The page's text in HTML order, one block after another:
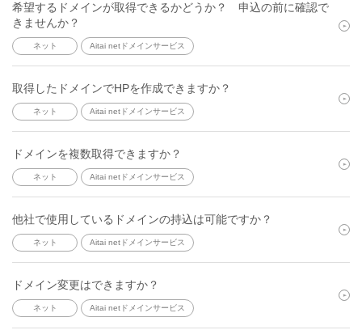
希望するドメインが取得できるかどうか？ 申込の前に確認で
きませんか？
ネット Aitai netドメインサービス
取得したドメインでHPを作成できますか？
ネット Aitai netドメインサービス
ドメインを複数取得できますか？
ネット Aitai netドメインサービス
他社で使用しているドメインの持込は可能ですか？
ネット Aitai netドメインサービス
ドメイン変更はできますか？
ネット Aitai netドメインサービス